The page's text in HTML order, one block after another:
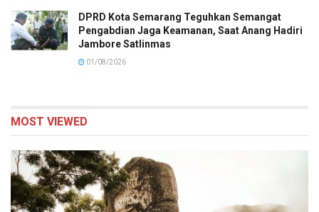
DPRD Kota Semarang Teguhkan Semangat
Pengabdian Jaga Keamanan, Saat Anang Hadiri
Jambore Satlinmas
01/08/2026
MOST VIEWED